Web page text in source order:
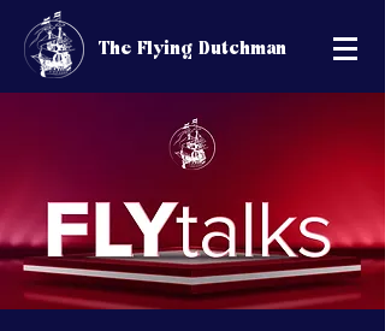
The Flying Dutchman